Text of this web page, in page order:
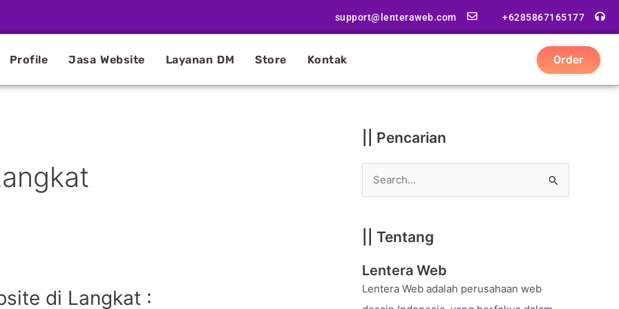
support@lenteraweb.com +6285867165177
Profile Jasa Website Layanan DM Store Kontak Order
di Langkat :
|| Pencarian
r
c
h
|| Tentang
Lentera Web
Lentera Web adalah perusahaan web
|
t
g
i